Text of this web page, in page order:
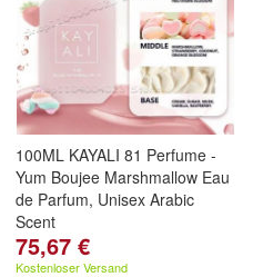
100ML KAYALI 81 Perfume -
Yum Boujee Marshmallow Eau
de Parfum, Unisex Arabic
Scent
75,67 €
Kostenloser Versand